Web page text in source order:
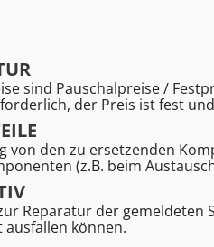
sind Pauschalpreise /
der Preis ist fest
von den zu ersetzenden
(z.B. beim
Reparatur der gemeldeten
ausfallen können.